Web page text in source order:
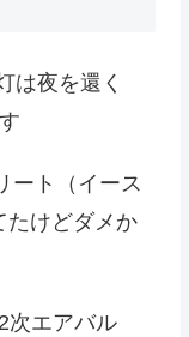
は夜を還く
ート（イース
たけどダメか
次エアバル